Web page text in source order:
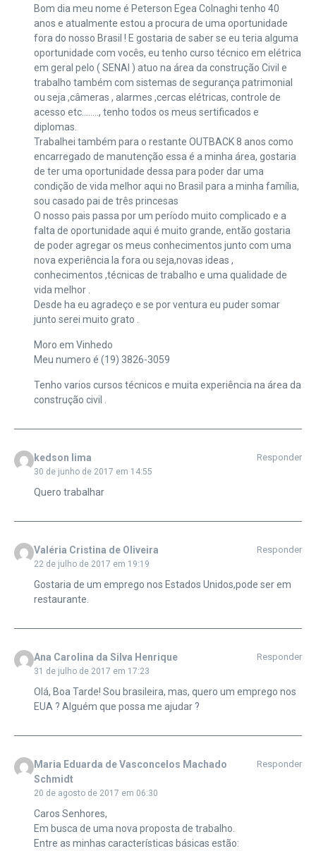
Bom dia meu nome é Peterson Egea Colnaghi tenho 40
anos e atualmente estou a procura de uma oportunidade
fora do nosso Brasil ! E gostaria de saber se eu teria alguma
oportunidade com vocês, eu tenho curso técnico em elétrica
em geral pelo ( SENAI ) atuo na área da construção Civil e
trabalho também com sistemas de segurança patrimonial
ou seja ,câmeras , alarmes ,cercas elétricas, controle de
acesso etc…….., tenho todos os meus sertificados e
diplomas.
Trabalhei também para o restante OUTBACK 8 anos como
encarregado de manutenção essa é a minha área, gostaria
de ter uma oportunidade dessa para poder dar uma
condição de vida melhor aqui no Brasil para a minha família,
sou casado pai de três princesas
O nosso pais passa por um período muito complicado e a
falta de oportunidade aqui é muito grande, então gostaria
de poder agregar os meus conhecimentos junto com uma
nova experiência la fora ou seja,novas ideas ,
conhecimentos ,técnicas de trabalho e uma qualidade de
vida melhor .
Desde ha eu agradeço e se por ventura eu puder somar
junto serei muito grato .
Moro em Vinhedo
Meu numero é (19) 3826-3059
Tenho varios cursos técnicos e muita experiência na área da
construção civil .
kedson lima
30 de junho de 2017 em 14:55
Responder
Quero trabalhar
Valéria Cristina de Oliveira
22 de julho de 2017 em 19:19
Responder
Gostaria de um emprego nos Estados Unidos,pode ser em
restaurante.
Ana Carolina da Silva Henrique
31 de julho de 2017 em 17:23
Responder
Olá, Boa Tarde! Sou brasileira, mas, quero um emprego nos
EUA ? Alguém que possa me ajudar ?
Maria Eduarda de Vasconcelos Machado
Schmidt
20 de agosto de 2017 em 06:30
Responder
Caros Senhores,
Em busca de uma nova proposta de trabalho.
Entre as minhas características básicas estão: